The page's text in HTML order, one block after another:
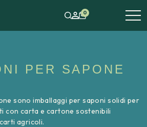
0
PER SAPONE
sono imballaggi per saponi solidi per
con carta e cartone sostenibili
agricoli.